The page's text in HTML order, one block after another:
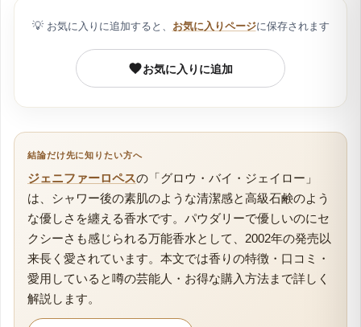
💡 お気に入りに追加すると、 お気に入りページに保存されます
お気に入りに追加
結論だけ先に知りたい方へ
ジェニファーロペスの「グロウ・バイ・ジェイロー」
は、シャワー後の素肌のような清潔感と高級石鹸のよう
な優しさを纏える香水です。パウダリーで優しいのにセ
クシーさも感じられる万能香水として、2002年の発売以
来長く愛されています。本文では香りの特徴・口コミ・
愛用していると噂の芸能人・お得な購入方法まで詳しく
解説します。